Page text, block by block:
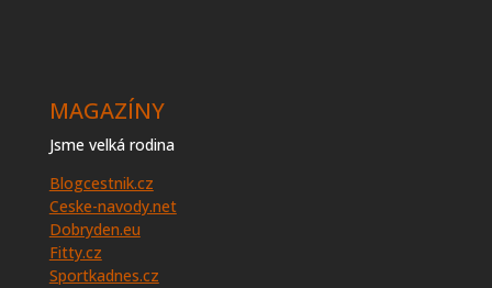
MAGAZÍNY
Jsme velká rodina
Blogcestnik.cz
Ceske-navody.net
Dobryden.eu
Fitty.cz
Sportkadnes.cz